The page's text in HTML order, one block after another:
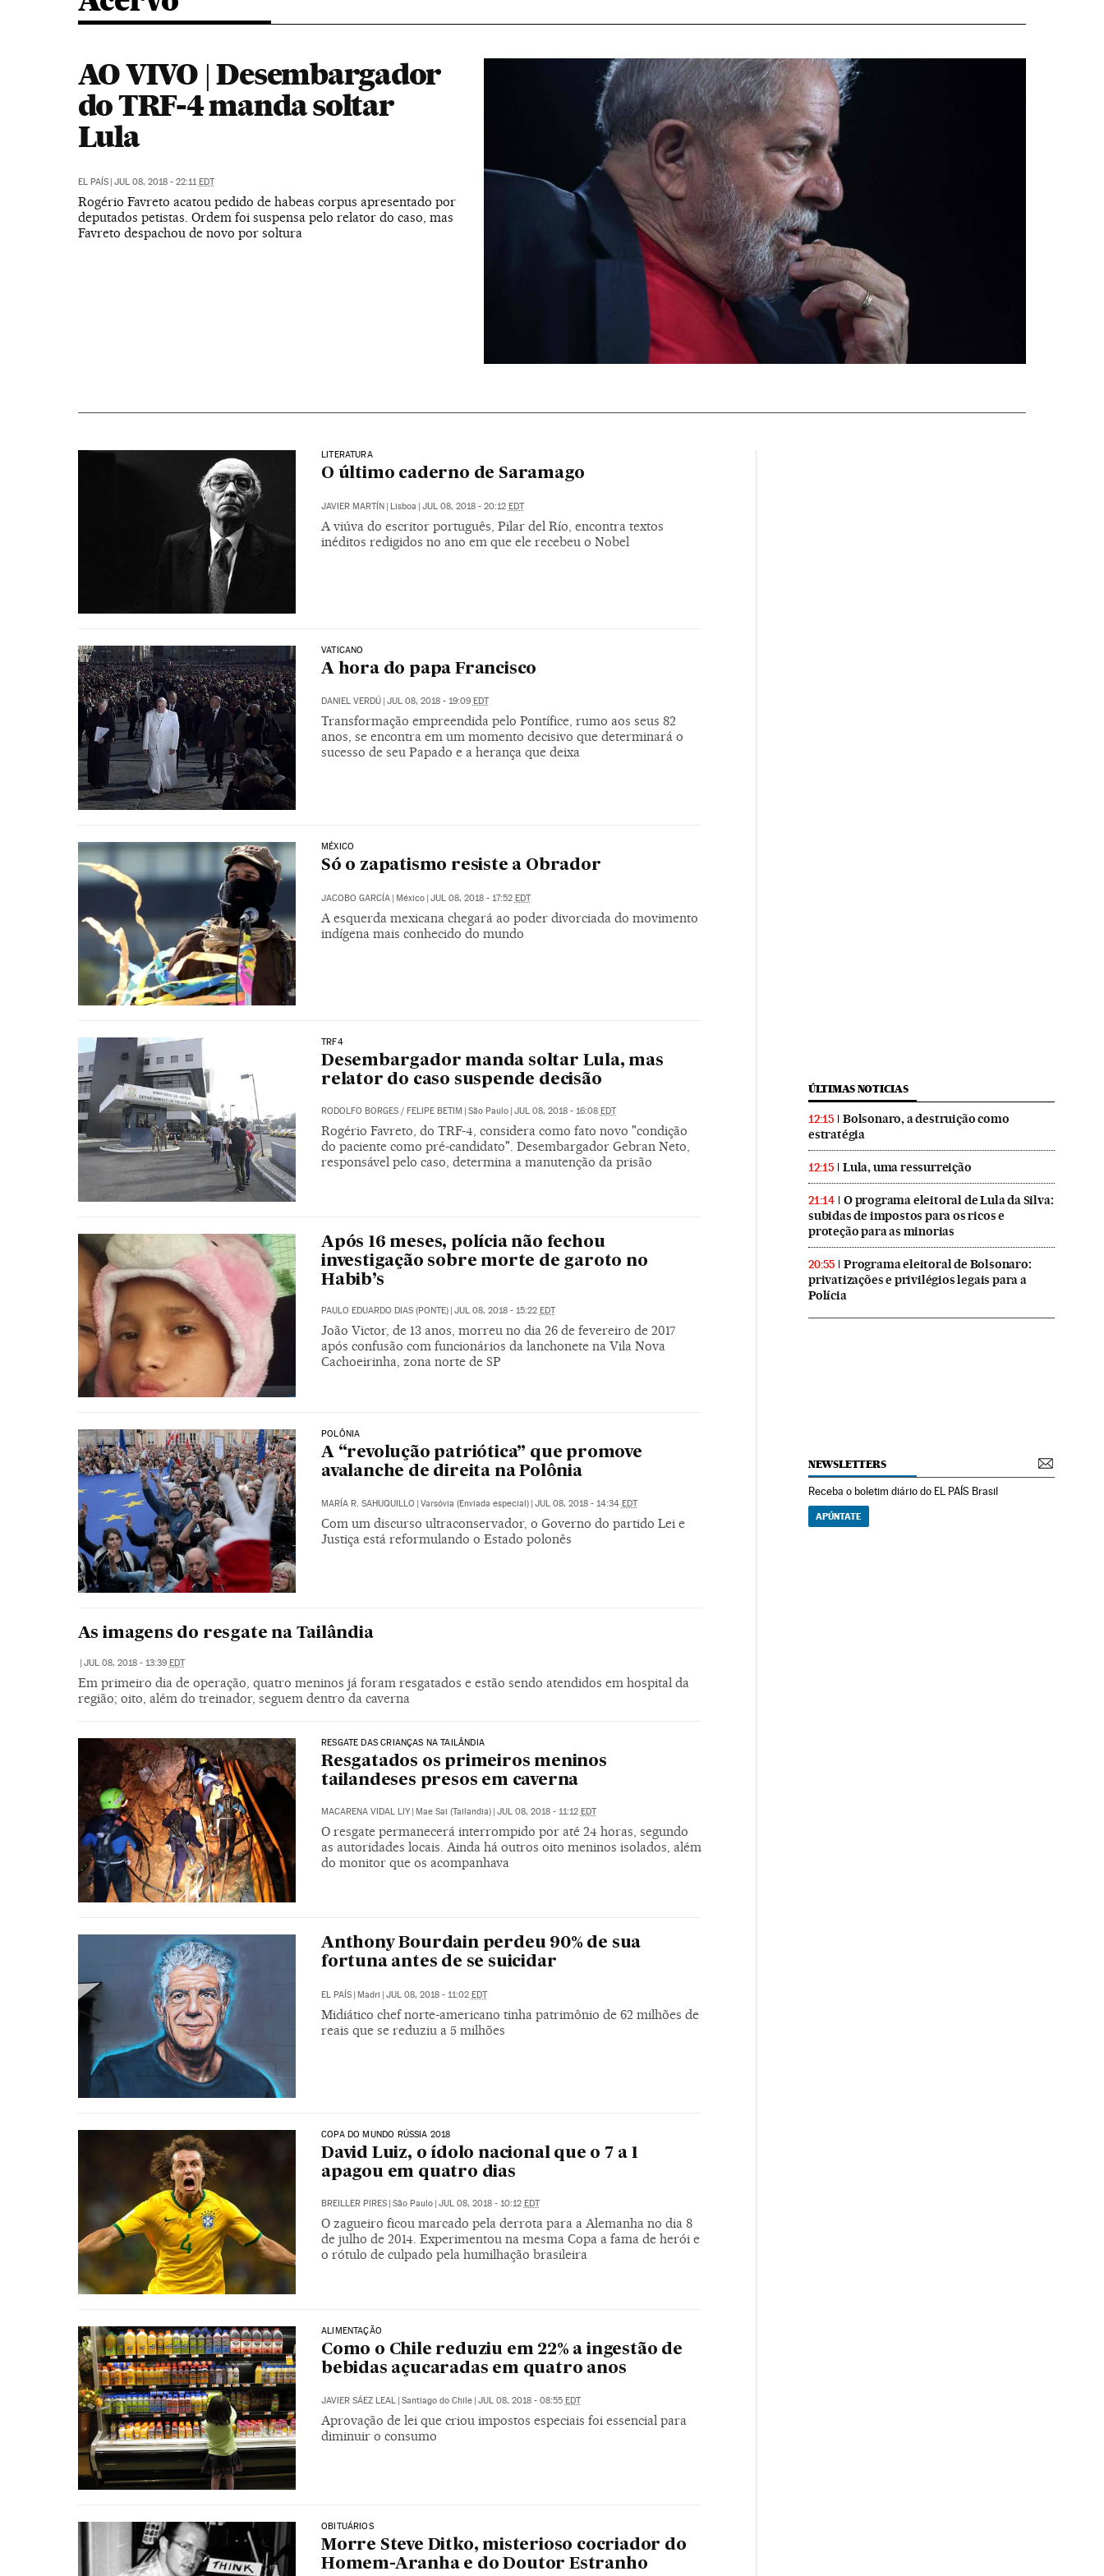
AO VIVO | Desembargador
do TRF-4 manda soltar
Lula
EL PAÍS | JUL 08, 2018 - 22:11EDT
Rogério Favreto acatou pedido de habeas corpus apresentado por
deputados petistas. Ordem foi suspensa pelo relator do caso, mas
Favreto despachou de novo por soltura
LITERATURA
O último caderno de Saramago
JAVIER MARTÍN | Lisboa | JUL 08, 2018 - 20:12 EDT
A viúva do escritor português, Pilar del Río, encontra textos
inéditos redigidos no ano em que ele recebeu o Nobel
VATICANO
A hora do papa Francisco
DANIEL VERDÚ JUL 08, 2018 - 19:09 EDT
Transformação empreendida pelo Pontífice, rumo aos seus 82
anos, se encontra em um momento decisivo que determinará o
sucesso de seu Papado e a herança que deixa
MÉXICO
Só o zapatismo resiste a Obrador
JACOBO GARCÍA | México | JUL 08, 2018 - 17:52 EDT
A esquerda mexicana chegará ao poder divorciada do movimento
indígena mais conhecido do mundo
TRF4
Desembargador manda soltar Lula, mas
relator do caso suspende decisão
RODOLFO BORGES/ FELIPE BETIM São Paulo JUL 08, 2018 - 16:08 EDT
Rogério Favreto, do TRF-4, considera como fato novo "condição
do paciente como pré-candidato". Desembargador Gebran Neto,
responsável pelo caso, determina a manutenção da prisão
Após 16 meses, polícia não fechou
investigação sobre morte de garoto no
Habib’s
PAULO EDUARDO DIAS (PONTE) JUL 08, 2018 - 15:22 EDT
João Victor, de 13 anos, morreu no dia 26 de fevereiro de 2017
após confusão com funcionários da lanchonete na Vila Nova
Cachoeirinha, zona norte de SP
POLÔNIA
A “revolução patriótica” que promove
avalanche de direita na Polônia
MARÍA R. SAHUQUILLO | Varsóvia (Enviada especial) | JUL 08, 2018 - 14:34 EDT
Com um discurso ultraconservador, o Governo do partido Lei e
Justiça está reformulando o Estado polonês
As imagens do resgate na Tailândia
JUL 08, 2018 - 13:39 EDT
Em primeiro dia de operação, quatro meninos já foram resgatados e estão sendo atendidos em hospital da
região; oito, além do treinador, seguem dentro da caverna
RESGATE DAS CRIANÇAS NA TAILÂNDIA
Resgatados os primeiros meninos
tailandeses presos em caverna
MACARENA VIDAL LIY Mae Sai (Tailandia) JUL 08, 2018 - 11:12 EDT
O resgate permanecerá interrompido por até 24 horas, segundo
as autoridades locais. Ainda há outros oito meninos isolados, além
do monitor que os acompanhava
Anthony Bourdain perdeu 90% de sua
fortuna antes de se suicidar
EL PAÍS | Madri | JUL 08, 2018 - 11:02 EDT
Midiático chef norte-americano tinha patrimônio de 62 milhões de
reais que se reduziu a 5 milhões
COPA DO MUNDO RÚSSIA 2018
David Luiz, o ídolo nacional que o 7 a 1
apagou em quatro dias
BREILLER PIRES São Paulo JUL 08, 2018 - 10:12 EDT
O zagueiro ficou marcado pela derrota para a Alemanha no dia 8
de julho de 2014. Experimentou na mesma Copa a fama de herói e
o rótulo de culpado pela humilhação brasileira
ALIMENTAÇÃO
Como o Chile reduziu em 22% a ingestão de
bebidas açucaradas em quatro anos
JAVIER SÁEZ LEAL | Santiago do Chile | JUL 08, 2018 - 08:55 EDT
Aprovação de lei que criou impostos especiais foi essencial para
diminuir o consumo
OBITUÁRIOS
Morre Steve Ditko, misterioso cocriador do
Homem-Aranha e do Doutor Estranho
ÚLTIMAS NOTICIAS
12:15
Bolsonaro, a destruição como
estratégia
12:15 Lula, uma ressurreição
21:14
O programa eleitoral de Lula da Silva:
subidas de impostos para os ricos e
proteção para as minorias
20:55
Programa eleitoral de Bolsonaro:
privatizações e privilégios legais para a
Polícia
NEWSLETTERS
Receba o boletim diário do EL PAÍS Brasil
APÚNTATE